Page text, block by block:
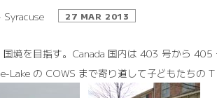
Syracuse 27 MAR 2013
を目指す。Canada 国内は 403 号から 405
Lake の COWS まで寄り道して子どもたちの T